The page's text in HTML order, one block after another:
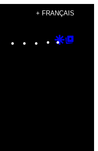
+ FRANÇAIS
Instagram
TikTok
YouTube
Google